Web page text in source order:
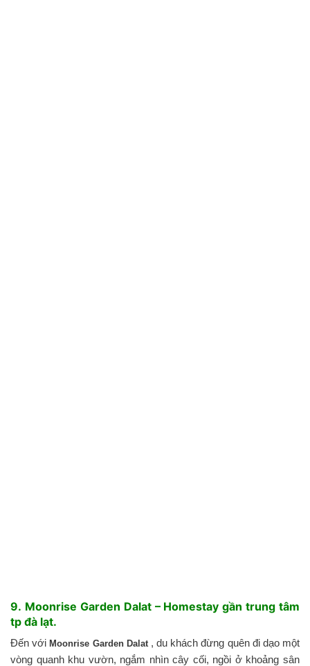
9. Moonrise Garden Dalat – Homestay gần trung tâm
tp đà lạt.
Đến vớiMoonrise Garden Dalat , du khách đừng quên đi dạo một
vòng quanh khu vườn, ngắm nhìn cây cối, ngồi ở khoảng sân